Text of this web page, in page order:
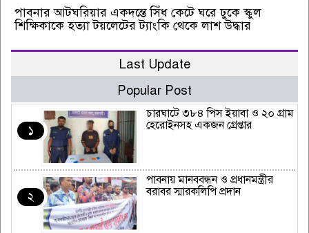
পাবনার আটঘরিয়ার একদন্তে সিঁধ কেটে ঘরে ঢুকে স্কুল
শিক্ষিকাকে হত্যা টয়লেটের ট্যাংকি থেকে লাশ উদ্ধার
Last Update
Popular Post
১
চারঘাটে ৩৮৪ পিস ইয়াবা ও ২০ গ্রাম
হেরোইনসহ একজন গ্রেপ্তার
২
পাবনায় মানববন্ধন ও প্রধানমন্ত্রীর
বরাবর স্মারকলিপি প্রদান